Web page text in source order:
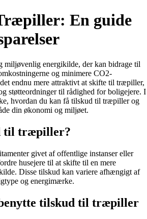
En guide
miljøvenlig energikilde, der kan bidrage til
og minimere CO2-
endnu mere attraktivt at skifte til træpiller,
støtteordninger til rådighed for boligejere. I
hvordan du kan få tilskud til træpiller og
din økonomi og miljøet.
til træpiller?
givet af offentlige instanser eller
husejere til at skifte til en mere
Disse tilskud kan variere afhængigt af
og energimærke.
tilskud til træpiller